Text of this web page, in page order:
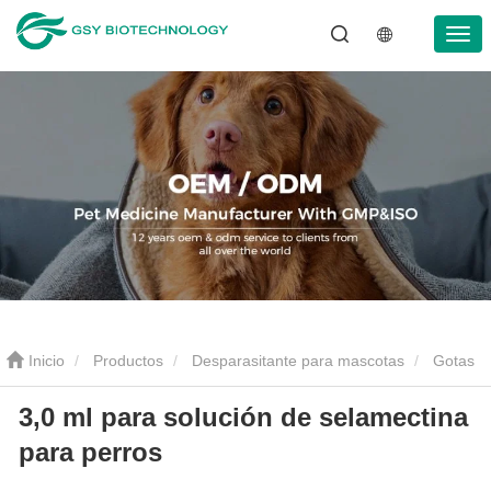
Inicio Productos Desparasitante para mascotas Gotas
antiparasitarias para mascotas 3,0 ml para solución de
selamectina para perros
3,0 ml para solución de selamectina
para perros